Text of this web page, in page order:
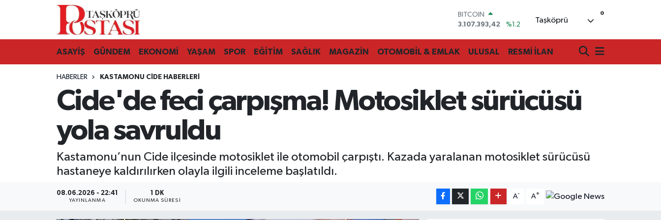
BITCOIN
3.107.393,42
%1.2
EURO
55,1652
%0.27
GRAM ALTIN
6618.49
%2.12
Taşköprü °
ASAYİŞ GÜNDEM EKONOMİ YAŞAM SPOR EĞİTİM SAĞLIK MAGAZİN OTOMOBİL & EMLAK ULUSAL RESMİ İLAN
HABERLER KASTAMONU CIDE HABERLERI
Cide'de feci çarpışma! Motosiklet sürücüsü
yola savruldu
Kastamonu’nun Cide ilçesinde motosiklet ile otomobil çarpıştı. Kazada yaralanan motosiklet sürücüsü
hastaneye kaldırılırken olayla ilgili inceleme başlatıldı.
08.06.2026 - 22:41
YAYINLANMA
1 DK
OKUNMA SÜRESI
A- A+
Kastamonu Vefat Edenler
Ağlı Haberleri
Araç Haberleri
Azdavay Haberleri
Bozkurt Haberleri